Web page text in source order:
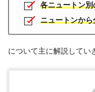
各ニュートン
ニュートンか
について主に解説してい